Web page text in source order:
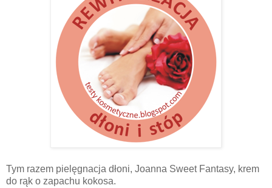
Tym razem pielęgnacja dłoni, Joanna Sweet Fantasy, krem
do rąk o zapachu kokosa.